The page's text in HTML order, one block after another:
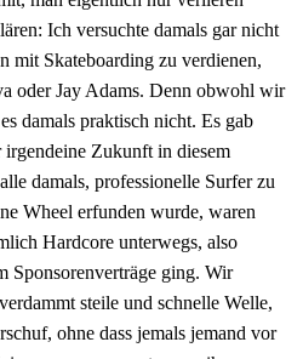
Ich versuchte damals gar nicht
mit Skateboarding zu verdienen,
oder Jay Adams. Denn obwohl wir
damals praktisch nicht. Es gab
irgendeine Zukunft in diesem
damals, professionelle Surfer zu
Wheel erfunden wurde, waren
Hardcore unterwegs, also
Sponsorenverträge ging. Wir
steile und schnelle Welle,
ohne dass jemals jemand vor